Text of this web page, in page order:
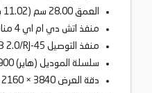
العمق 28.00 سم (11.02 بوصة)
منفذ اتش دي ام اي 4 منافذ اتش دي ام اي
منفذ التوصيل HDMI/USB 2.0/RJ-45
سلسلة الموديل (هاير) S900
دقة العرض 3840 × 2160 بكسل